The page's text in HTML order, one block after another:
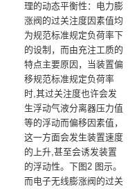
理的动态平衡性：电力膨
涨阀的过关注度因素值均
为规范标准规定负荷率下
的设制，而由充注工质的
特点主要原因，当装置偏
移规范标准规定负荷率
时,其过关注度也许会发
生浮动气液分离器压力值
等的浮动而偏移因素值，
这一方面会发生装置速度
的上升,甚至会诱发装置
的浮动性。下图2 图示。
而电子无线膨涨阀的过关